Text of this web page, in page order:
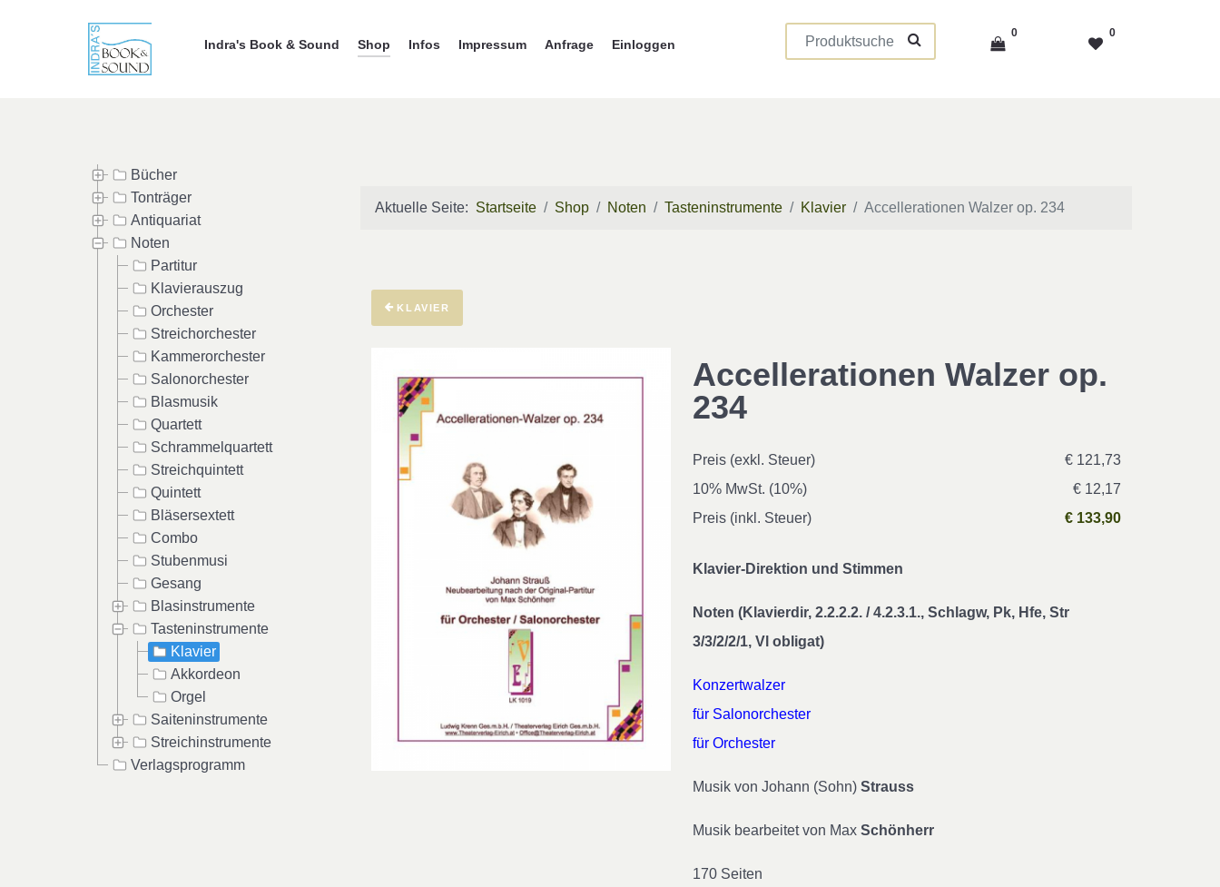
Indra's Book & Sound Shop Infos Impressum Anfrage Einloggen
0 0
Bücher
Tonträger
Antiquariat
Noten
Partitur
Klavierauszug
Orchester
Streichorchester
Kammerorchester
Salonorchester
Blasmusik
Quartett
Schrammelquartett
Streichquintett
Quintett
Bläsersextett
Combo
Stubenmusi
Gesang
Blasinstrumente
Tasteninstrumente
Klavier
Akkordeon
Orgel
Saiteninstrumente
Streichinstrumente
Verlagsprogramm
Aktuelle Seite: Startseite Shop Noten Tasteninstrumente Klavier Accellerationen Walzer op. 234
KLAVIER
Accellerationen Walzer op.
234
Preis (exkl. Steuer)
€ 121,73
10% MwSt. (10%)
€ 12,17
Preis (inkl. Steuer)
€ 133,90
Klavier-Direktion und Stimmen
Noten (Klavierdir, 2.2.2.2. / 4.2.3.1., Schlagw, Pk, Hfe, Str
3/3/2/2/1, Vl obligat)
Konzertwalzer
für Salonorchester
für Orchester
Musik von Johann (Sohn)Strauss
Musik bearbeitet von MaxSchönherr
170 Seiten